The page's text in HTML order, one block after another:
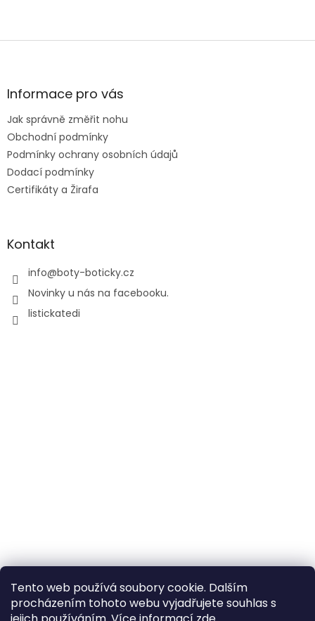
Tento web používá soubory cookie. Dalším
procházením tohoto webu vyjadřujete souhlas s
Z
aInformace pro vás
Jak správně změřit nohu
Obchodní podmínky
Podmínky ochrany osobních údajů
Dodací podmínky
Certifikáty a Žirafa
Kontakt
info@boty-boticky.cz
Novinky u nás na facebooku.
listickatedi